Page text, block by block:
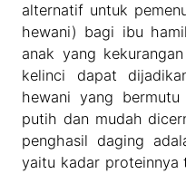
alternatif untuk
hewani) bagi ibu
anak yang
kelinci dapat
hewani yang
putih dan mudah
penghasil daging
yaitu kadar proteinnya